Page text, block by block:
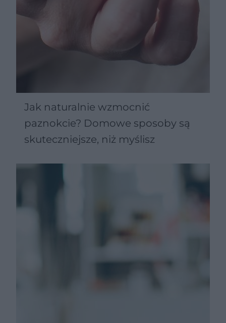
Jak naturalnie wzmocnić
paznokcie? Domowe sposoby są
skuteczniejsze, niż myślisz